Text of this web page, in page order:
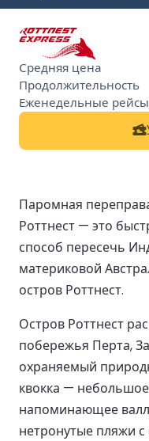
Паромная
Роттнест — это
способ пересечь
материковой
остров Роттнест.
Остров Роттнест
побережья Перта,
охраняемый
квокка —
напоминающее
нетронутые пляжи